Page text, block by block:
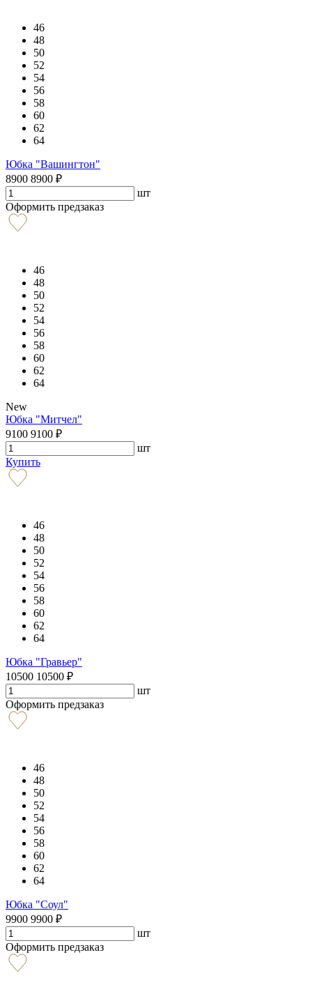
46
48
50
52
54
56
58
60
62
64
Юбка "Вашингтон"
8900 8900 ₽
шт
Оформить предзаказ
46
48
50
52
54
56
58
60
62
64
New
Юбка "Митчел"
9100 9100 ₽
шт
Купить
46
48
50
52
54
56
58
60
62
64
Юбка "Гравьер"
10500 10500 ₽
шт
Оформить предзаказ
46
48
50
52
54
56
58
60
62
64
Юбка "Соул"
9900 9900 ₽
шт
Оформить предзаказ